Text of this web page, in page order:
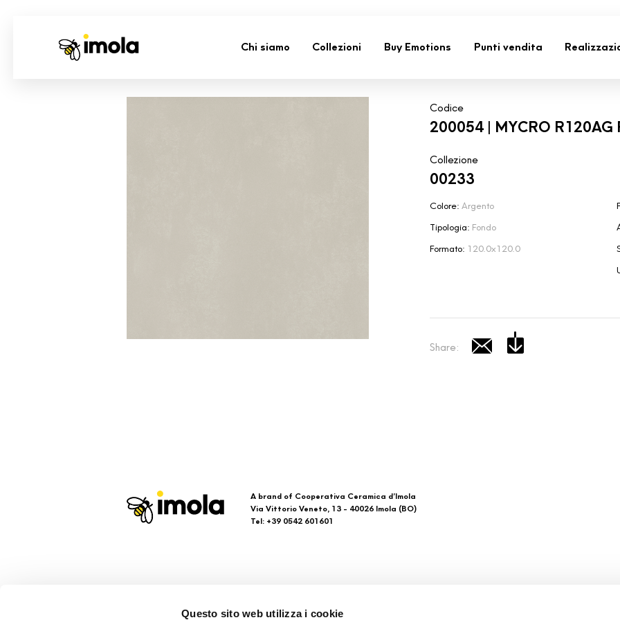
Questo sito web utilizza i cookie
Chi siamo Collezioni Buy Emotions Punti vendita
Codice
200054 | MYCRO R120AG
Collezione
00233
Colore: Argento
Tipologia: Fondo
Formato: 120.0x120.0
Share:
A brand of Cooperativa Ceramica d’Imola
Via Vittorio Veneto, 13 - 40026 Imola (BO)
Tel: +39 0542 601601